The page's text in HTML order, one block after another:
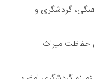
گردشگری و
حفاظت میراث